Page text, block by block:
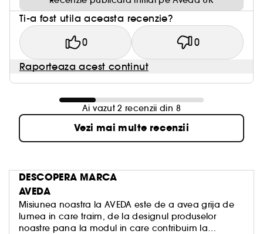
Ti-a fost utila aceasta recenzie?
0 0
Raporteaza acest continut
Ai vazut 2 recenzii din 8
Vezi mai multe recenzii
DESCOPERA MARCA
AVEDA
Misiunea noastra la AVEDA este de a avea grija de
lumea in care traim, de la designul produselor
noastre pana la modul in care contribuim la